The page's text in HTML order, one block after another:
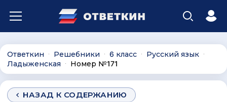
Ответкин ∙ Решебники ∙ 6 класс ∙ Русский язык ∙
Ладыженская ∙ Номер №171
НАЗАД К СОДЕРЖАНИЮ